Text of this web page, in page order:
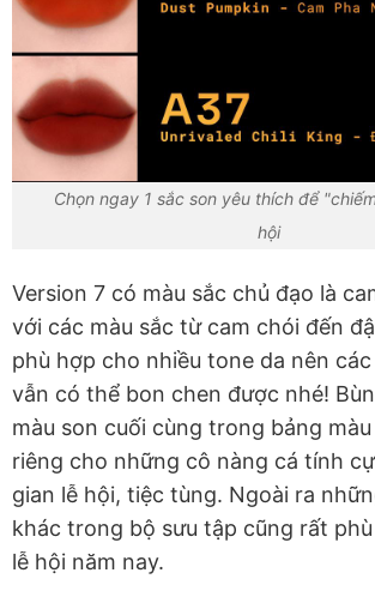
Chọn ngay 1 sắc son yêu thích để
hội
Version 7 có màu sắc chủ đạo là
với các màu sắc từ cam chói đến
phù hợp cho nhiều tone da nên
vẫn có thể bon chen được nhé!
màu son cuối cùng trong bảng
riêng cho những cô nàng cá tính
gian lễ hội, tiệc tùng. Ngoài ra
khác trong bộ sưu tập cũng rất
lễ hội năm nay.